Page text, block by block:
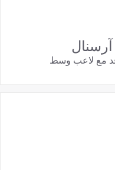
آرسنال
مع لاعب وسط